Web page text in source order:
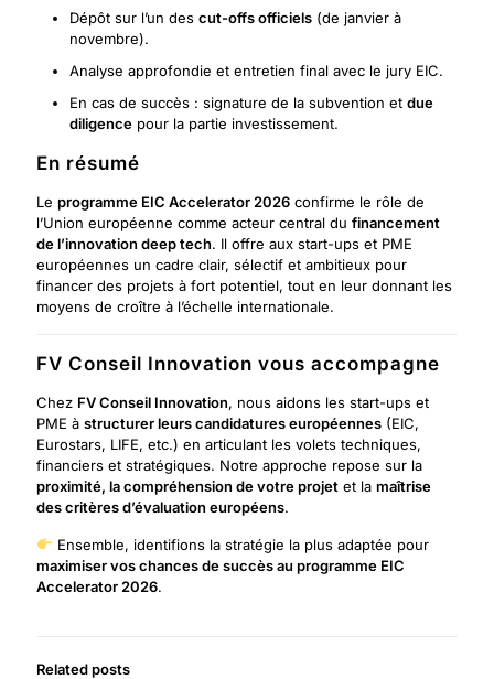
Dépôt sur l’un des cut-offs officiels (de janvier à
novembre).
Analyse approfondie et entretien final avec le jury EIC.
En cas de succès : signature de la subvention et due
diligence pour la partie investissement.
En résumé
Le programme EIC Accelerator 2026 confirme le rôle de
l’Union européenne comme acteur central du financement
de l’innovation deep tech. Il offre aux start-ups et PME
européennes un cadre clair, sélectif et ambitieux pour
financer des projets à fort potentiel, tout en leur donnant les
moyens de croître à l’échelle internationale.
FV Conseil Innovation vous accompagne
Chez FV Conseil Innovation, nous aidons les start-ups et
PME à structurer leurs candidatures européennes (EIC,
Eurostars, LIFE, etc.) en articulant les volets techniques,
financiers et stratégiques. Notre approche repose sur la
proximité, la compréhension de votre projet et la maîtrise
des critères d’évaluation européens.
Ensemble, identifions la stratégie la plus adaptée pour
maximiser vos chances de succès au programme EIC
Accelerator 2026.
Related posts